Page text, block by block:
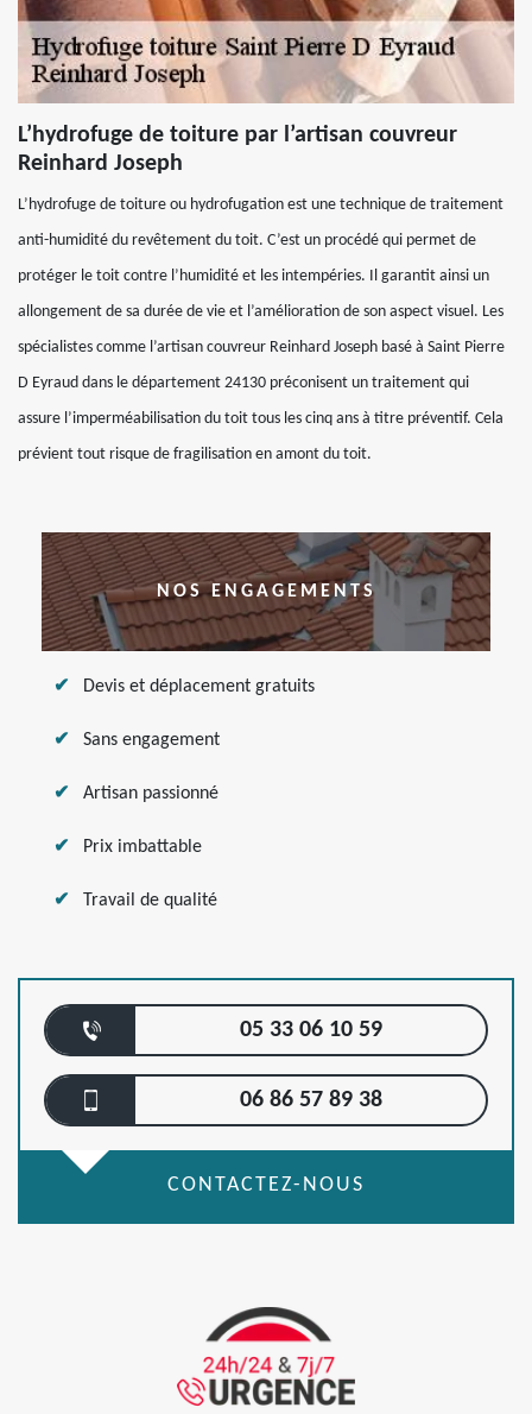
L’hydrofuge de toiture par l’artisan couvreur
Reinhard Joseph
L’hydrofuge de toiture ou hydrofugation est une technique de traitement
anti-humidité du revêtement du toit. C’est un procédé qui permet de
protéger le toit contre l’humidité et les intempéries. Il garantit ainsi un
allongement de sa durée de vie et l’amélioration de son aspect visuel. Les
spécialistes comme l’artisan couvreur Reinhard Joseph basé à Saint Pierre
D Eyraud dans le département 24130 préconisent un traitement qui
assure l’imperméabilisation du toit tous les cinq ans à titre préventif. Cela
prévient tout risque de fragilisation en amont du toit.
NOS ENGAGEMENTS
Devis et déplacement gratuits
Sans engagement
Artisan passionné
Prix imbattable
Travail de qualité
05 33 06 10 59
06 86 57 89 38
CONTACTEZ-NOUS